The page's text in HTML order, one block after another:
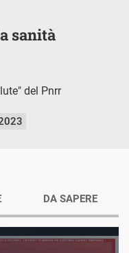
sanità
del Pnrr
DA SAPERE